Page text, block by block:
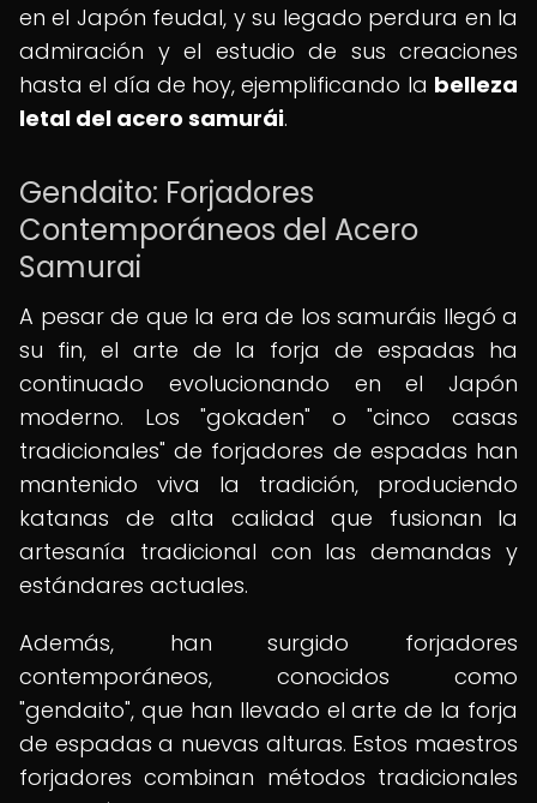
en el Japón feudal, y su legado perdura en la
admiración y el estudio de sus creaciones
hasta el día de hoy, ejemplificando la belleza
letal del acero samurái.
Gendaito: Forjadores
Contemporáneos del Acero
Samurai
A pesar de que la era de los samuráis llegó a
su fin, el arte de la forja de espadas ha
continuado evolucionando en el Japón
moderno. Los "gokaden" o "cinco casas
tradicionales" de forjadores de espadas han
mantenido viva la tradición, produciendo
katanas de alta calidad que fusionan la
artesanía tradicional con las demandas y
estándares actuales.
Además, han surgido forjadores
contemporáneos, conocidos como
"gendaito", que han llevado el arte de la forja
de espadas a nuevas alturas. Estos maestros
forjadores combinan métodos tradicionales